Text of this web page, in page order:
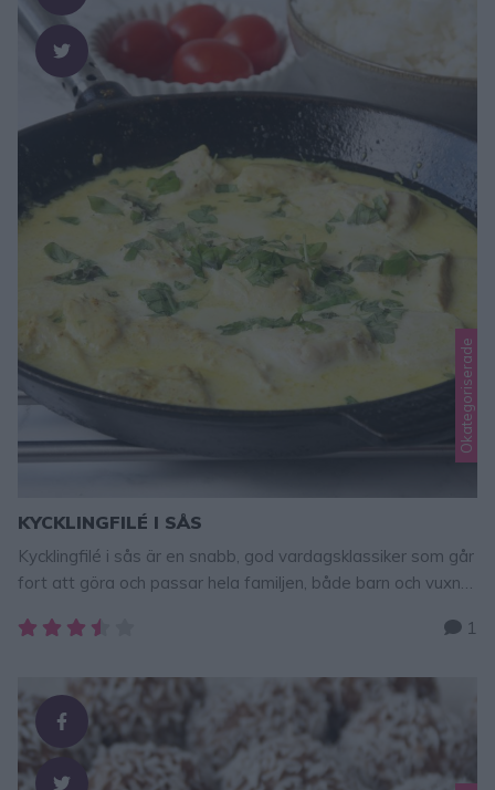
Okategoriserade
KYCKLINGFILÉ I SÅS
Kycklingfilé i sås är en snabb, god vardagsklassiker som går
fort att göra och passar hela familjen, både barn och vuxna.
garam masala eller örtkryddor. Servera gärna kycklingen
bakskola på Instagram (klicka här!) Här hittar du fler …
1